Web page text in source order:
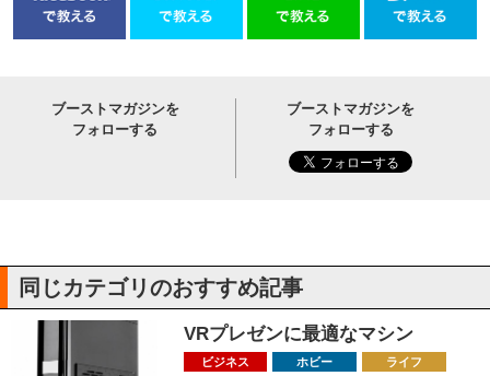
ブーストマガジンを
フォローする
ブーストマガジンを
フォローする
同じカテゴリのおすすめ記事
VRプレゼンに最適なマシン
ビジネス ホビー ライフ